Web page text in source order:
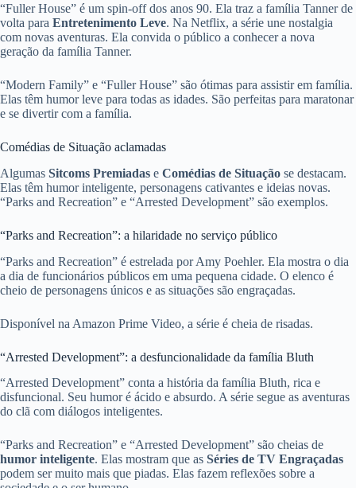
“Fuller House” é um spin-off dos anos 90. Ela traz a família Tanner de
volta para Entretenimento Leve. Na Netflix, a série une nostalgia
com novas aventuras. Ela convida o público a conhecer a nova
geração da família Tanner.
“Modern Family” e “Fuller House” são ótimas para assistir em família.
Elas têm humor leve para todas as idades. São perfeitas para maratonar
e se divertir com a família.
Comédias de Situação aclamadas
Algumas Sitcoms Premiadas e Comédias de Situação se destacam.
Elas têm humor inteligente, personagens cativantes e ideias novas.
“Parks and Recreation” e “Arrested Development” são exemplos.
“Parks and Recreation”: a hilaridade no serviço público
“Parks and Recreation” é estrelada por Amy Poehler. Ela mostra o dia
a dia de funcionários públicos em uma pequena cidade. O elenco é
cheio de personagens únicos e as situações são engraçadas.
Disponível na Amazon Prime Video, a série é cheia de risadas.
“Arrested Development”: a desfuncionalidade da família Bluth
“Arrested Development” conta a história da família Bluth, rica e
disfuncional. Seu humor é ácido e absurdo. A série segue as aventuras
do clã com diálogos inteligentes.
“Parks and Recreation” e “Arrested Development” são cheias de
humor inteligente. Elas mostram que as Séries de TV Engraçadas
podem ser muito mais que piadas. Elas fazem reflexões sobre a